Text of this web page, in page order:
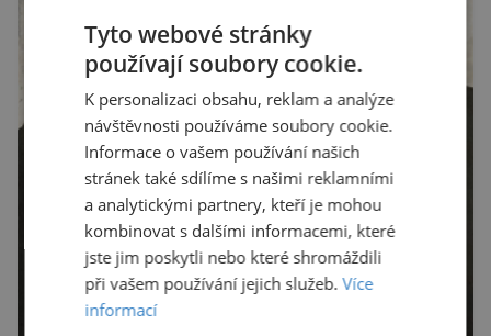
Tyto webové stránky
používají soubory cookie.
K personalizaci obsahu, reklam a analýze
návštěvnosti používáme soubory cookie.
Informace o vašem používání našich
stránek také sdílíme s našimi reklamními
a analytickými partnery, kteří je mohou
kombinovat s dalšími informacemi, které
jste jim poskytli nebo které shromáždili
při vašem používání jejich služeb.Více
informací